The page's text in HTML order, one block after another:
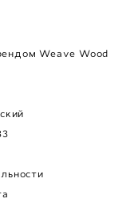
Weave Wood